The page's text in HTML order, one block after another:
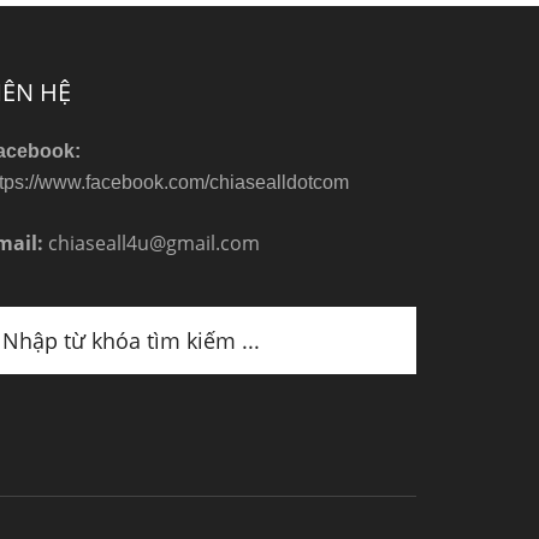
HỆ
www.facebook.com/chiasealldotcom
chiaseall4u@gmail.com